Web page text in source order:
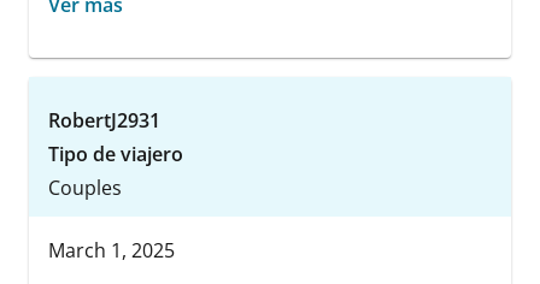
Ver más
RobertJ2931
Tipo de viajero
Couples
March 1, 2025